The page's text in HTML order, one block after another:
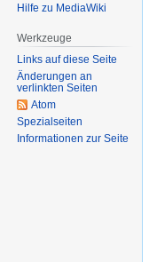
Hilfe zu MediaWiki
Werkzeuge
Links auf diese Seite
Änderungen an
verlinkten Seiten
Atom
Spezialseiten
Informationen zur Seite